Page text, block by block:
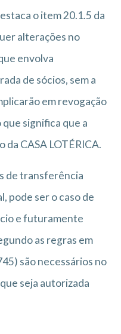
o item 20.1.5 da
alterações no
envolva
de sócios, sem a
em revogação
que significa que a
CASA LOTÉRICA.
de transferência
pode ser o caso de
e futuramente
as regras em
são necessários no
seja autorizada